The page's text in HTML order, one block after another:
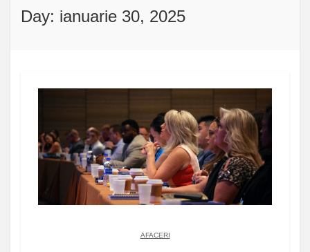
Day: ianuarie 30, 2025
AFACERI